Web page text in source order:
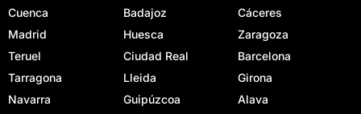
Cuenca
Badajoz
Cáceres
Madrid
Huesca
Zaragoza
Teruel
Ciudad Real
Barcelona
Tarragona
Lleida
Girona
Navarra
Guipúzcoa
Alava